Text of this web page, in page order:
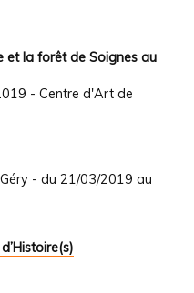
et la forêt de Soignes au
- Centre d'Art de
- du 21/03/2019 au